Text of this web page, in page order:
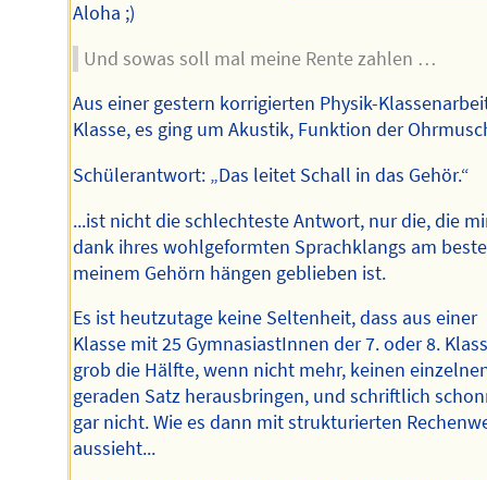
Aloha ;)
Und sowas soll mal meine Rente zahlen …
Aus einer gestern korrigierten Physik-
Klasse, es ging um Akustik, Funktion der
Schülerantwort: „Das leitet Schall in das Gehör.“
...ist nicht die schlechteste Antwort, nur die, die
dank ihres wohlgeformten Sprachklangs am
meinem Gehörn hängen geblieben ist.
Es ist heutzutage keine Seltenheit, dass aus einer
Klasse mit 25 GymnasiastInnen der 7. oder 8.
grob die Hälfte, wenn nicht mehr, keinen
geraden Satz herausbringen, und schriftlich
gar nicht. Wie es dann mit strukturierten
aussieht...